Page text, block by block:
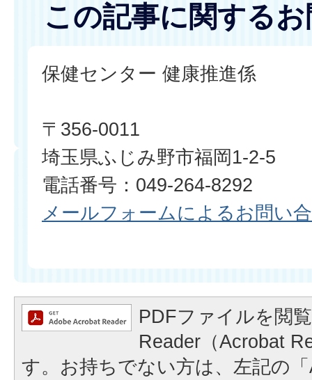
この記事に関する
保健センター 健康推進係
〒356-0011
埼玉県ふじみ野市福岡1-2-5
電話番号：049-264-8292
メールフォームによるお問い
PDFファイルを閲
Reader（Acrobat
す。お持ちでない方は、左記の